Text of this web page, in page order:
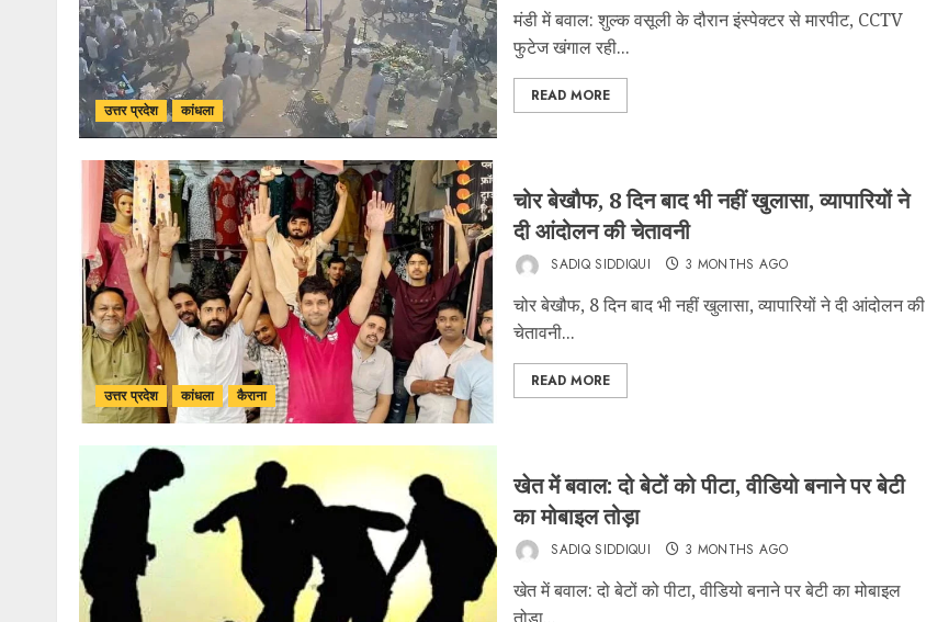
उत्तर प्रदेश कांधला
मंडी में बवाल: शुल्क वसूली के दौरान इंस्पेक्टर से मारपीट, CCTV
फुटेज खंगाल रही...
READ MORE
उत्तर प्रदेश कांधला कैराना
चोर बेखौफ, 8 दिन बाद भी नहीं खुलासा, व्यापारियों ने
दी आंदोलन की चेतावनी
SADIQ SIDDIQUI 3 MONTHS AGO
चोर बेखौफ, 8 दिन बाद भी नहीं खुलासा, व्यापारियों ने दी आंदोलन की
चेतावनी...
READ MORE
खेत में बवाल: दो बेटों को पीटा, वीडियो बनाने पर बेटी
का मोबाइल तोड़ा
SADIQ SIDDIQUI 3 MONTHS AGO
खेत में बवाल: दो बेटों को पीटा, वीडियो बनाने पर बेटी का मोबाइल